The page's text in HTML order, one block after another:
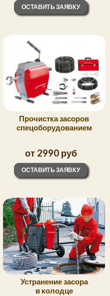
ОСТАВИТЬ ЗАЯВКУ
Прочистка засоров
спецоборудованием
от 2990 руб
ОСТАВИТЬ ЗАЯВКУ
Устранение засора
в колодце